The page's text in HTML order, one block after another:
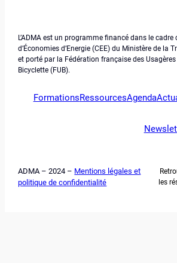
L’ADMA est un programme financé dans le
d’Économies d’Energie (CEE) du Ministère de la
et porté par la Fédération française des
Bicyclette (FUB).
FormationsRessourcesAgenda
ADMA – 2024 – Mentions légales et
politique de confidentialité
les